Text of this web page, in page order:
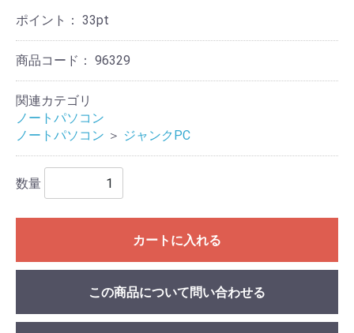
ポイント： 33pt
商品コード： 96329
関連カテゴリ
ノートパソコン
ノートパソコン ＞ ジャンクPC
数量
カートに入れる
この商品について問い合わせる